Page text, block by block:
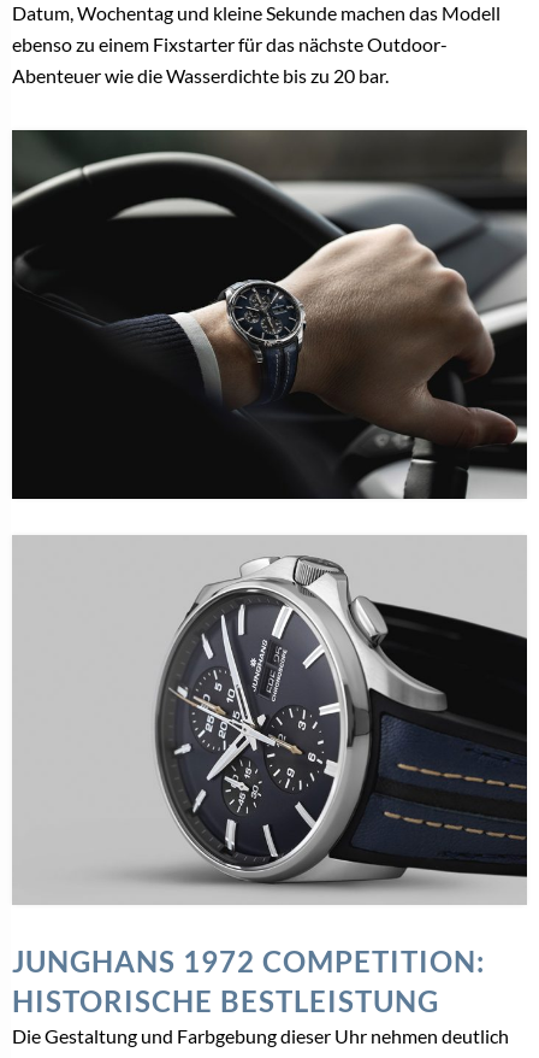
Datum, Wochentag und kleine Sekunde machen das Modell
ebenso zu einem Fixstarter für das nächste Outdoor-
Abenteuer wie die Wasserdichte bis zu 20 bar.
JUNGHANS 1972 COMPETITION:
HISTORISCHE BESTLEISTUNG
Die Gestaltung und Farbgebung dieser Uhr nehmen deutlich